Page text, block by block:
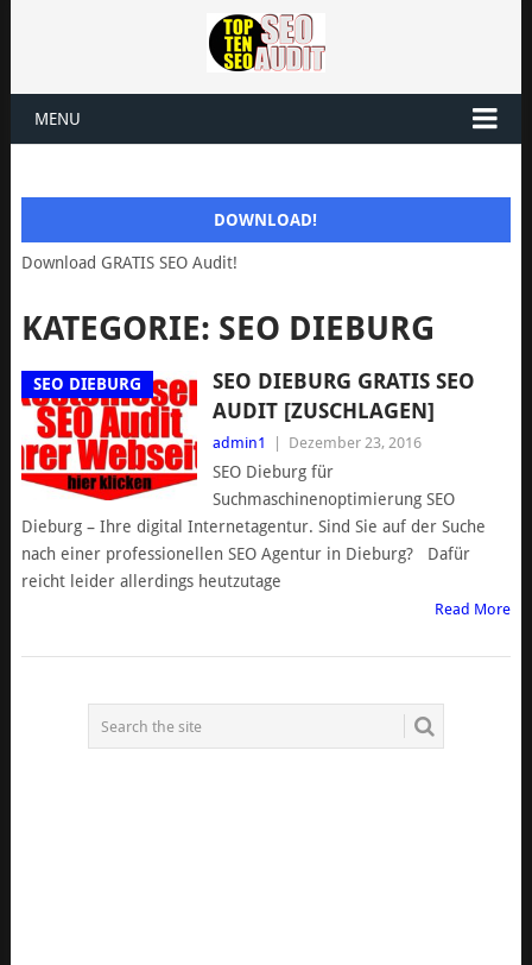
MENU
DOWNLOAD!
Download GRATIS SEO Audit!
KATEGORIE: SEO DIEBURG
SEO DIEBURG
SEO DIEBURG GRATIS SEO
AUDIT [ZUSCHLAGEN]
admin1 Dezember 23, 2016
SEO Dieburg für
Suchmaschinenoptimierung SEO
Dieburg – Ihre digital Internetagentur. Sind Sie auf der Suche
nach einer professionellen SEO Agentur in Dieburg? Dafür
reicht leider allerdings heutzutage
Read More
POSTS
NAVIGATION